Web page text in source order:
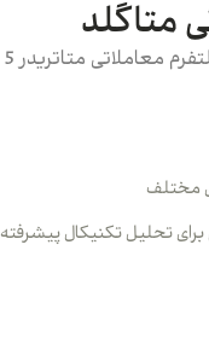
متاگلد
مختلف
برای تحلیل تکنیکال پیشرفته